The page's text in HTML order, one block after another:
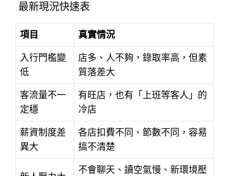
最新現況快速表
項目 真實情況
入行門檻變
低
店多、人不夠，錄取率高，但素
質落差大
客流量不一
定穩
有旺店，也有「上班等客人」的
冷店
薪資制度差
異大
各店扣費不同、節數不同，容易
搞不清楚
不會聊天、讀空氣慢、新環境壓